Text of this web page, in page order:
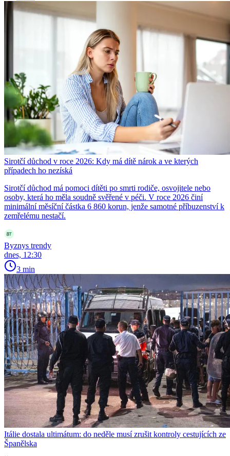
Sirotčí důchod v roce 2026: Kdy má dítě nárok a ve kterých
případech ho nezíská
Sirotčí důchod má pomoci dítěti po smrti rodiče, osvojitele nebo
osoby, která ho měla soudně svěřené v péči. V roce 2026 činí
minimální měsíční částka 6 860 korun, jenže samotné příbuzenství k
zemřelému nestačí.
Byznys trendy
dnes, 12:30
3 min
Itálie dostala ultimátum: do neděle musí zrušit kontroly cestujících ze
Španělska